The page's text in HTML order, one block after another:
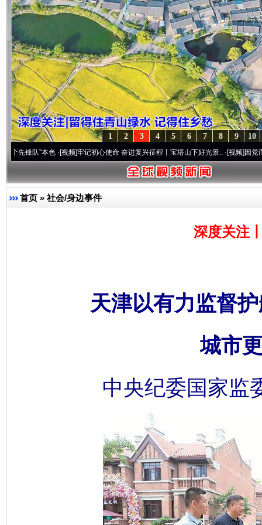
10
9
8
7
6
5
4
3
2
1
”本色·[视频]牢记初心使命 奋进复兴征程丨宝塔山下好光景..·[视频]因党而生 为党
首页 » 社会/身边事件
深度关注
天津以有力监督
城市
中央纪委国家监